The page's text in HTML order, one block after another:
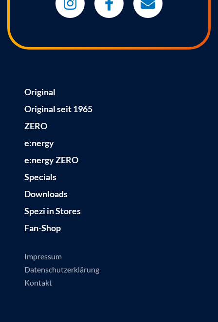
Original
Original seit 1965
ZERO
e:nergy
e:nergy ZERO
Specials
Downloads
Spezi in Stores
Fan-Shop
Impressum
Datenschutzerklärung
Kontakt